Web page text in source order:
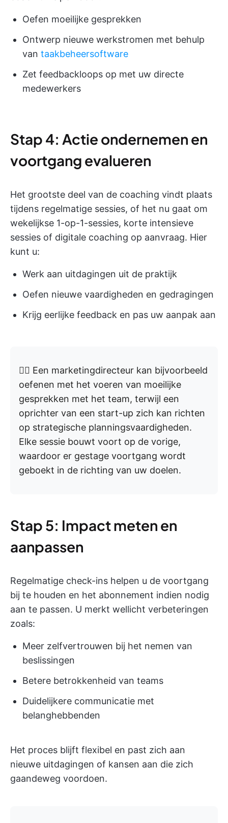
Oefen moeilijke gesprekken
Ontwerp nieuwe werkstromen met behulp
van taakbeheersoftware
Zet feedbackloops op met uw directe
medewerkers
Stap 4: Actie ondernemen en
voortgang evalueren
Het grootste deel van de coaching vindt plaats
tijdens regelmatige sessies, of het nu gaat om
wekelijkse 1-op-1-sessies, korte intensieve
sessies of digitale coaching op aanvraag. Hier
kunt u:
Werk aan uitdagingen uit de praktijk
Oefen nieuwe vaardigheden en gedragingen
Krijg eerlijke feedback en pas uw aanpak aan
👉🏼 Een marketingdirecteur kan bijvoorbeeld
oefenen met het voeren van moeilijke
gesprekken met het team, terwijl een
oprichter van een start-up zich kan richten
op strategische planningsvaardigheden.
Elke sessie bouwt voort op de vorige,
waardoor er gestage voortgang wordt
geboekt in de richting van uw doelen.
Stap 5: Impact meten en
aanpassen
Regelmatige check-ins helpen u de voortgang
bij te houden en het abonnement indien nodig
aan te passen. U merkt wellicht verbeteringen
zoals:
Meer zelfvertrouwen bij het nemen van
beslissingen
Betere betrokkenheid van teams
Duidelijkere communicatie met
belanghebbenden
Het proces blijft flexibel en past zich aan
nieuwe uitdagingen of kansen aan die zich
gaandeweg voordoen.